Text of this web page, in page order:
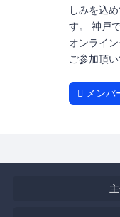
しみを込
す。 神戸
オンライ
ご参加頂
メンバ